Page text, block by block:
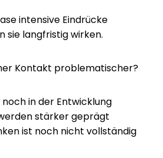
intensive Eindrücke
sie langfristig wirken.
Kontakt problematischer?
in der Entwicklung
stärker geprägt
ist noch nicht vollständig